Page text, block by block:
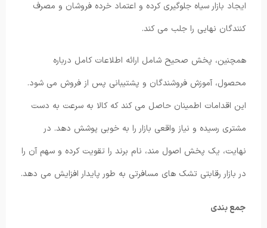
ایجاد بازار سیاه جلوگیری کرده و اعتماد خرده‌ فروشان و مصرف‌
کنندگان نهایی را جلب می‌ کند.
همچنین، پخش صحیح شامل ارائه اطلاعات کامل درباره
محصول، آموزش فروشندگان و پشتیبانی پس از فروش می‌ شود.
این اقدامات اطمینان حاصل می‌ کند که کالا به سرعت به دست
مشتری رسیده و نیاز واقعی بازار را به‌ خوبی پوشش دهد. در
نهایت، یک پخش اصول مند، نام برند را تقویت کرده و سهم آن را
در بازار رقابتی تشک‌ های مسافرتی به طور پایدار افزایش می‌ دهد.
جمع بندی